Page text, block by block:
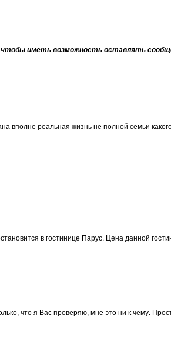
иметь возможность оставлять
вполне реальная жизнь не полной семьи
в гостинице Парус. Цена данной
что я Вас проверяю, мне это ни к чему.